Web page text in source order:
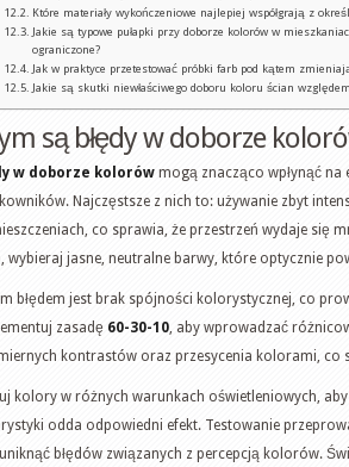
Które materiały wykończeniowe najlepiej współgrają z
Jakie są typowe pułapki przy doborze kolorów w
ograniczone?
Jak w praktyce przetestować próbki farb pod kątem
Jakie są skutki niewłaściwego doboru koloru ścian
są błędy w doborze
w doborze kolorów mogą znacząco wpłynąć
Najczęstsze z nich to: używanie zbyt
co sprawia, że przestrzeń wydaje się
wybieraj jasne, neutralne barwy, które optycznie
błędem jest brak spójności kolorystycznej, co
zasadę 60-30-10, aby wprowadzać
kontrastów oraz przesycenia kolorami, co
kolory w różnych warunkach oświetleniowych,
odda odpowiedni efekt. Testowanie
błędów związanych z percepcją kolorów.